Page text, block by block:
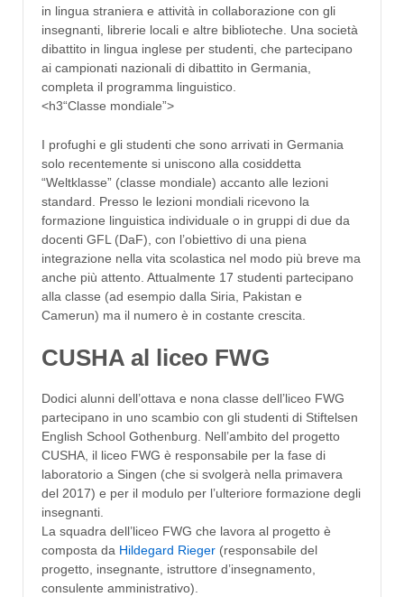
in lingua straniera e attività in collaborazione con gli
insegnanti, librerie locali e altre biblioteche. Una società
dibattito in lingua inglese per studenti, che partecipano
ai campionati nazionali di dibattito in Germania,
completa il programma linguistico.
<h3“Classe mondiale”>
I profughi e gli studenti che sono arrivati in Germania
solo recentemente si uniscono alla cosiddetta
“Weltklasse” (classe mondiale) accanto alle lezioni
standard. Presso le lezioni mondiali ricevono la
formazione linguistica individuale o in gruppi di due da
docenti GFL (DaF), con l’obiettivo di una piena
integrazione nella vita scolastica nel modo più breve ma
anche più attento. Attualmente 17 studenti partecipano
alla classe (ad esempio dalla Siria, Pakistan e
Camerun) ma il numero è in costante crescita.
CUSHA al liceo FWG
Dodici alunni dell’ottava e nona classe dell’liceo FWG
partecipano in uno scambio con gli studenti di Stiftelsen
English School Gothenburg. Nell’ambito del progetto
CUSHA, il liceo FWG è responsabile per la fase di
laboratorio a Singen (che si svolgerà nella primavera
del 2017) e per il modulo per l’ulteriore formazione degli
insegnanti.
La squadra dell’liceo FWG che lavora al progetto è
composta da Hildegard Rieger (responsabile del
progetto, insegnante, istruttore d’insegnamento,
consulente amministrativo).